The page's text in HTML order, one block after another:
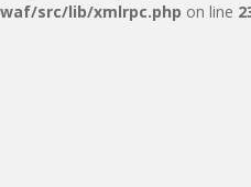
waf/src/lib/xmlrpc.php on line